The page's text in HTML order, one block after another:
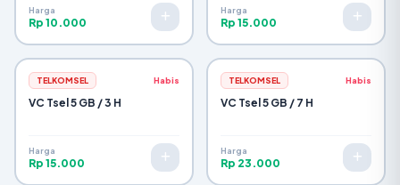
Harga
Rp 10.000
Harga
Rp 15.000
TELKOMSEL Habis
VC Tsel 5 GB / 3 H
Harga
Rp 15.000
TELKOMSEL Habis
VC Tsel 5 GB / 7 H
Harga
Rp 23.000